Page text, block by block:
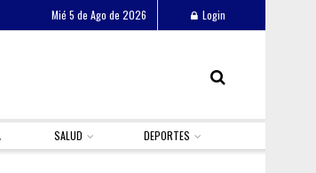
Mié 5 de Ago de 2026 Login
SALUD DEPORTES